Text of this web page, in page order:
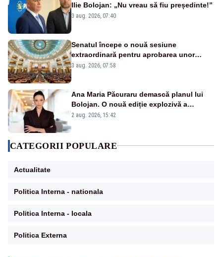
Ilie Bolojan: „Nu vreau să fiu președinte!”
3 aug. 2026, 07:40
Senatul începe o nouă sesiune
extraordinară pentru aprobarea unor
jaloane din PNRR
3 aug. 2026, 07:58
Ana Maria Păcuraru demască planul lui
Bolojan. O nouă ediție explozivă a
emisiunii „Miza Zilei” la Realitatea PLUS
2 aug. 2026, 15:42
CATEGORII POPULARE
Actualitate
Politica Interna - nationala
Politica Interna - locala
Politica Externa